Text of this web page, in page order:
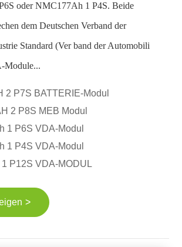
oder NMC177Ah 1 P4S. Beide
dem Deutschen Verband der
Standard (Ver band der Automobili
Module...
2 P7S BATTERIE-Modul
2 P8S MEB Modul
1 P6S VDA-Modul
1 P4S VDA-Modul
P12S VDA-MODUL
>